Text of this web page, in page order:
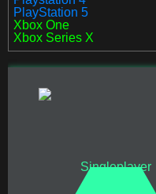
PlayStation 5
Xbox One
Xbox Series X
Singleplayer